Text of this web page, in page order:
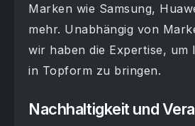
Marken wie Samsung,
mehr. Unabhängig von
wir haben die Expertise, um
in Topform zu bringen.
Nachhaltigkeit und